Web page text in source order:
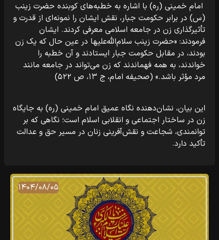
امام خمینی (ره) با اشاره به خطبه‌های کوبنده حضرت زینب
(س) در برابر حکومت جبار، نقش ایشان را نمونه‌ای از قدرت و
تأثیرگذاری زن در جامعه اسلامی معرفی کردند. ایشان
فرمودند: «حضرت زینب سلام‌الله‌علیها در عین حال که یک زن
بودند، در مقابل حکومت جبار ایستادند و آن خطبه را
خواندند، به همه فهماندند که زن می‌تواند در جامعه مانند
مرد مؤثر باشد.» (صحیفه امام، ج ۱۳، ص ۵۲۲)
این بیان، نشان‌دهنده نگاه عمیق امام خمینی (ره) به جایگاه
زن در ساختار اجتماعی و انقلابی اسلام است؛ نگاهی که بر
توانمندی، شجاعت و نقش‌آفرینی زنان در مسیر حق و عدالت
تأکید دارد.
۱۴۰۴/۰۸/۰۵